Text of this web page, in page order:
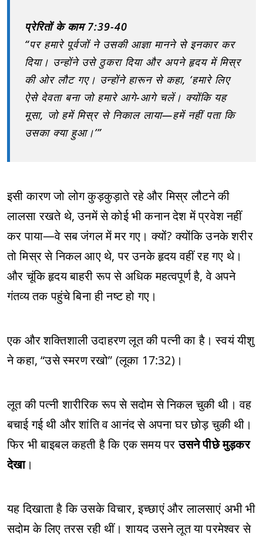
प्रेरितों के काम 7:39-40
“पर हमारे पूर्वजों ने उसकी आज्ञा मानने से इनकार कर
दिया। उन्होंने उसे ठुकरा दिया और अपने हृदय में मिस्र
की ओर लौट गए। उन्होंने हारून से कहा, ‘हमारे लिए
ऐसे देवता बना जो हमारे आगे-आगे चलें। क्योंकि यह
मूसा, जो हमें मिस्र से निकाल लाया—हमें नहीं पता कि
उसका क्या हुआ।’”
इसी कारण जो लोग कुड़कुड़ाते रहे और मिस्र लौटने की
लालसा रखते थे, उनमें से कोई भी कनान देश में प्रवेश नहीं
कर पाया—वे सब जंगल में मर गए। क्यों? क्योंकि उनके शरीर
तो मिस्र से निकल आए थे, पर उनके हृदय वहीं रह गए थे।
और चूंकि हृदय बाहरी रूप से अधिक महत्वपूर्ण है, वे अपने
गंतव्य तक पहुंचे बिना ही नष्ट हो गए।
एक और शक्तिशाली उदाहरण लूत की पत्नी का है। स्वयं यीशु
ने कहा, “उसे स्मरण रखो” (लूका 17:32)।
लूत की पत्नी शारीरिक रूप से सदोम से निकल चुकी थी। वह
बचाई गई थी और शांति व आनंद से अपना घर छोड़ चुकी थी।
फिर भी बाइबल कहती है कि एक समय परउसने पीछे मुड़कर
देखा।
यह दिखाता है कि उसके विचार, इच्छाएं और लालसाएं अभी भी
सदोम के लिए तरस रही थीं। शायद उसने लूत या परमेश्वर से